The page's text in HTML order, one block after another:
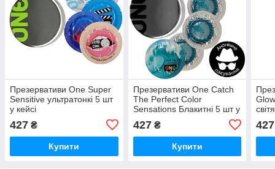
Презервативи One Super
Sensitive ультратонкі 5 шт
у кейсі
427 ₴
Купити
Презервативи One Catch
The Perfect Color
Sensations Блакитні 5 шт у
427₴
Купити
427